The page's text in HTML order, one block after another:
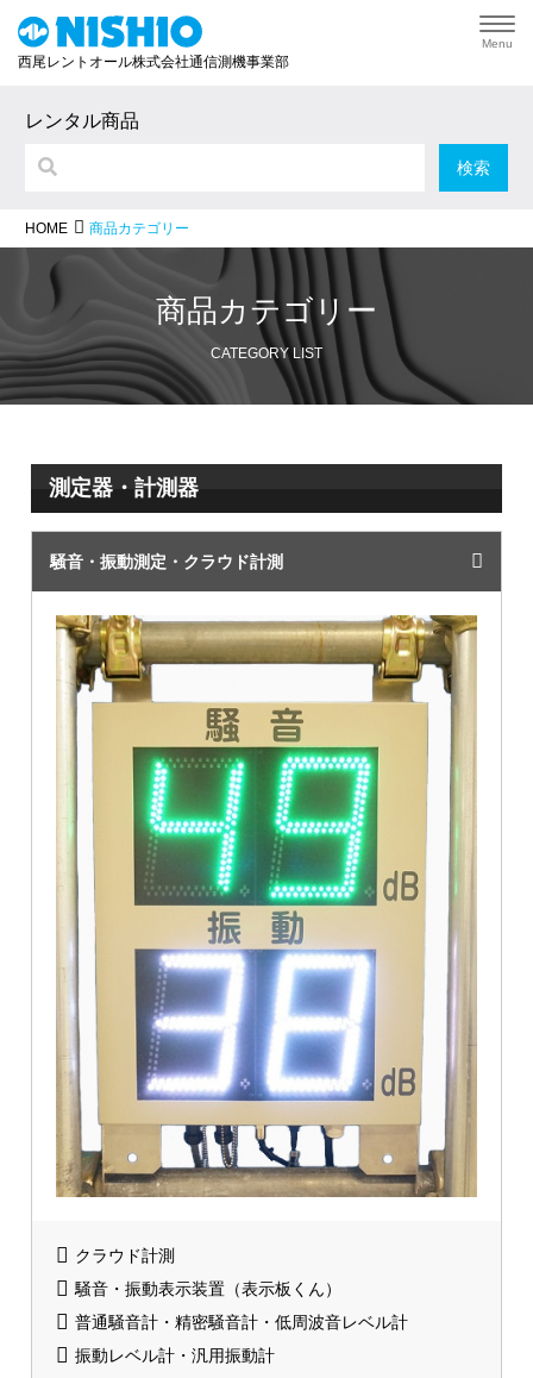
西尾レントオール株式会社通信測機事業部
Menu
レンタル商品
商品カテゴリー
HOME
商品カテゴリー
CATEGORY LIST
測定器・計測器
騒音・振動測定・クラウド計測
クラウド計測
騒音・振動表示装置（表示板くん）
普通騒音計・精密騒音計・低周波音レベル計
振動レベル計・汎用振動計